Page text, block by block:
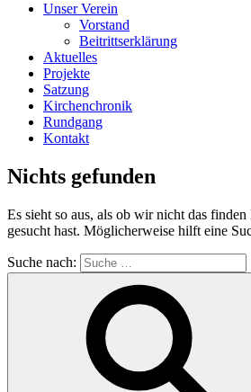
Unser Verein
Vorstand
Beitrittserklärung
Aktuelles
Projekte
Satzung
Kirchenchronik
Rundgang
Kontakt
Nichts gefunden
Es sieht so aus, als ob wir nicht das
gesucht hast. Möglicherweise hilft eine
Suche nach: